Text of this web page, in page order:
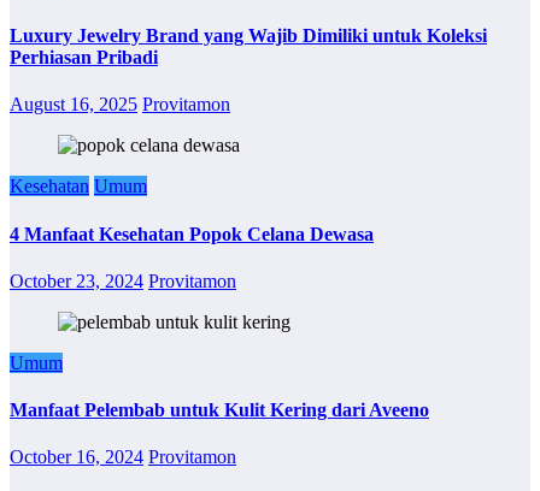
Luxury Jewelry Brand yang Wajib Dimiliki untuk Koleksi
Perhiasan Pribadi
August 16, 2025 Provitamon
Kesehatan Umum
4 Manfaat Kesehatan Popok Celana Dewasa
October 23, 2024 Provitamon
Umum
Manfaat Pelembab untuk Kulit Kering dari Aveeno
October 16, 2024 Provitamon